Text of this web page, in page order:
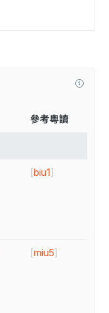
參考粵讀
[biu1]
[miu5]